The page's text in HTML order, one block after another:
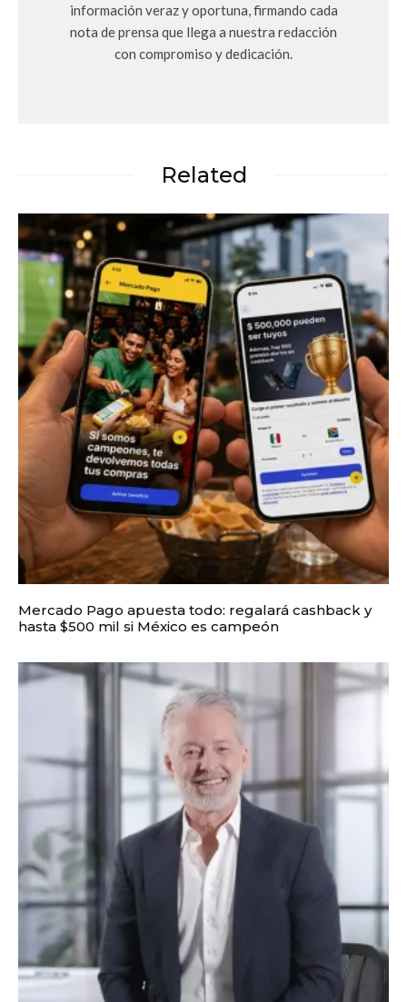
información veraz y oportuna, firmando cada
nota de prensa que llega a nuestra redacción
con compromiso y dedicación.
Related
Mercado Pago apuesta todo: regalará cashback y
hasta $500 mil si México es campeón